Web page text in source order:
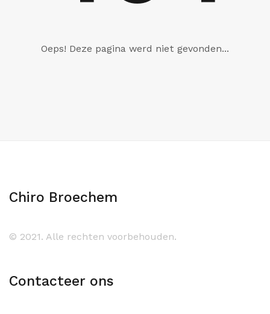
Oeps! Deze pagina werd niet gevonden...
Chiro Broechem
© 2021. Alle rechten voorbehouden.
Contacteer ons